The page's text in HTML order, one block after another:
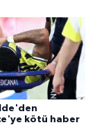
kötü haber